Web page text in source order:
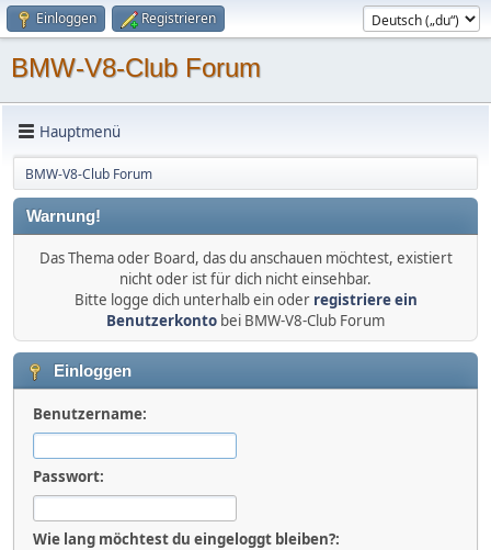
Einloggen Registrieren
BMW-V8-Club Forum
Hauptmenü
BMW-V8-Club Forum
Warnung!
Das Thema oder Board, das du anschauen möchtest, existiert
nicht oder ist für dich nicht einsehbar.
Bitte logge dich unterhalb ein oder registriere ein
Benutzerkonto bei BMW-V8-Club Forum
Einloggen
Benutzername:
Passwort:
Wie lang möchtest du eingeloggt bleiben?: